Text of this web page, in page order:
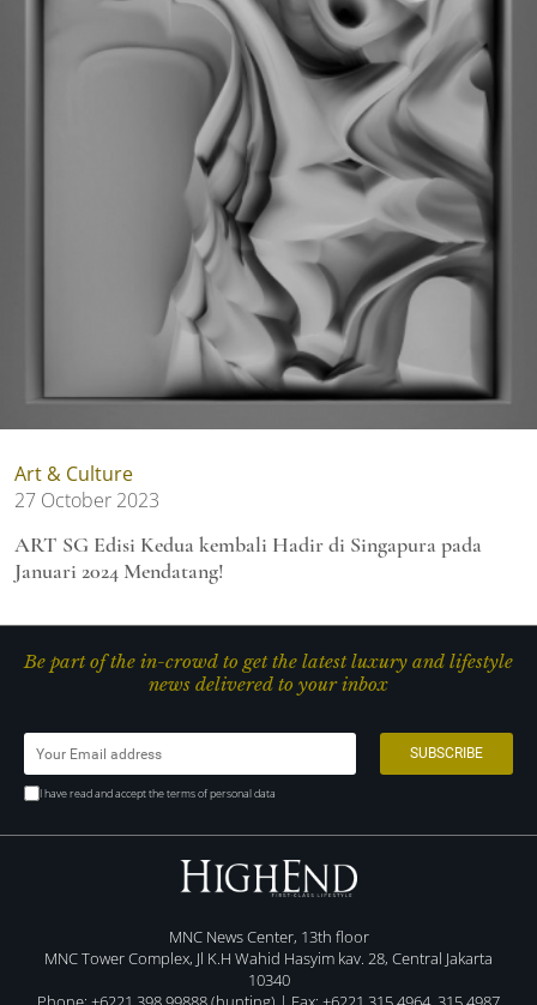
Art & Culture
27 October 2023
ART SG Edisi Kedua kembali Hadir di Singapura pada
Januari 2024 Mendatang!
Be part of the in-crowd to get the latest luxury and lifestyle
news delivered to your inbox
I have read and accept the terms of personal data
MNC News Center, 13th floor
MNC Tower Complex, Jl K.H Wahid Hasyim kav. 28, Central Jakarta
10340